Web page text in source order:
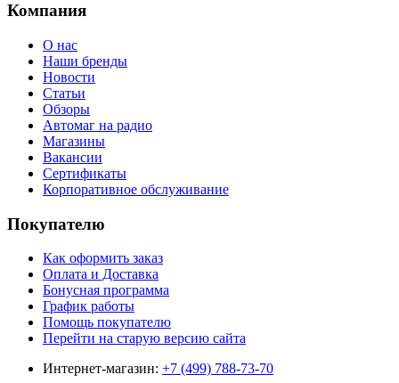
Компания
О нас
Наши бренды
Новости
Статьи
Обзоры
Автомаг на радио
Магазины
Вакансии
Сертификаты
Корпоративное обслуживание
Покупателю
Как оформить заказ
Оплата и Доставка
Бонусная программа
График работы
Помощь покупателю
Перейти на старую версию сайта
Интернет-магазин: +7 (499) 788-73-70